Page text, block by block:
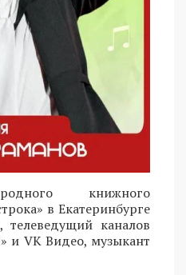
книжного
в Екатеринбурге
телеведущий каналов
и VK Видео, музыкант